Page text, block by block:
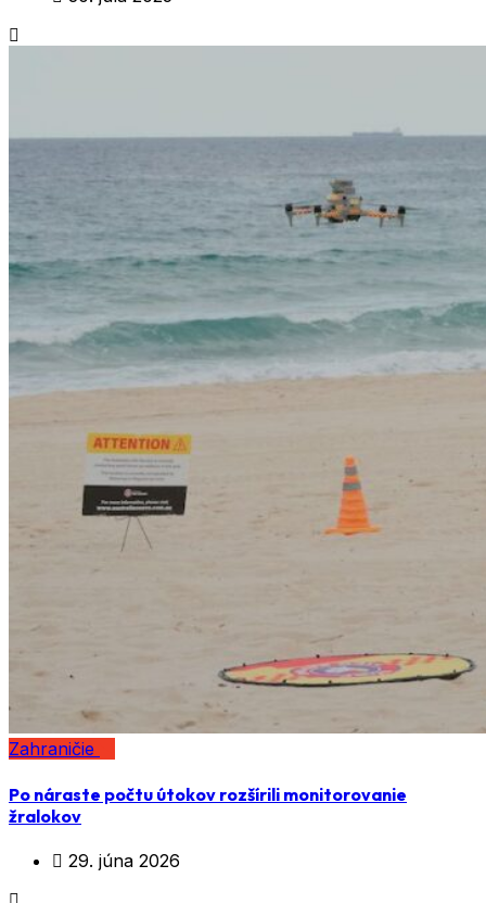
Zahraničie
Po náraste počtu útokov rozšírili monitorovanie
žralokov
29. júna 2026